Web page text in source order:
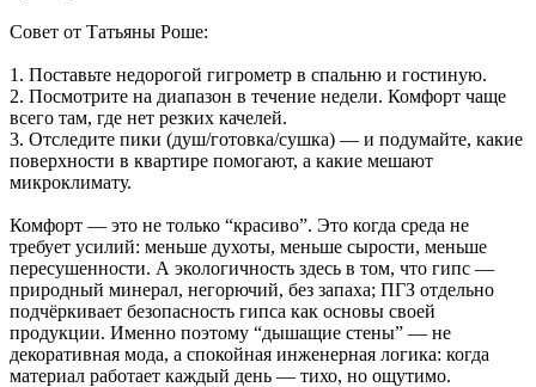
Совет от Татьяны Роше:
1. Поставьте недорогой гигрометр в спальню и гостиную.
2. Посмотрите на диапазон в течение недели. Комфорт чаще
всего там, где нет резких качелей.
3. Отследите пики (душ/готовка/сушка) — и подумайте, какие
поверхности в квартире помогают, а какие мешают
микроклимату.
Комфорт — это не только “красиво”. Это когда среда не
требует усилий: меньше духоты, меньше сырости, меньше
пересушенности. А экологичность здесь в том, что гипс —
природный минерал, негорючий, без запаха; ПГЗ отдельно
подчёркивает безопасность гипса как основы своей
продукции. Именно поэтому “дышащие стены” — не
декоративная мода, а спокойная инженерная логика: когда
материал работает каждый день — тихо, но ощутимо.